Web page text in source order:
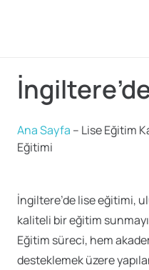
Ana Sayfa – Lise Eğitim
Eğitimi
İngiltere’de lise eğitimi,
kaliteli bir eğitim
Eğitim süreci, hem
desteklemek üzere